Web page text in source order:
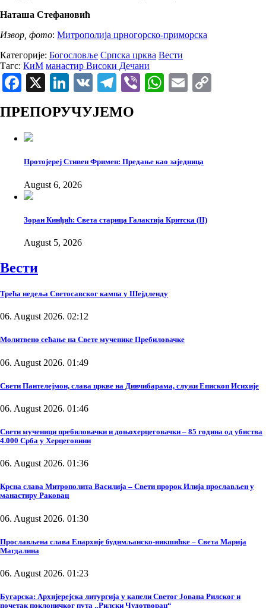
Наташа Стефановић
Извор, фото: Митрополија црногорско-приморска
Категорије: Богословље Српска црква Вести
Тагс: КиМ манастир Високи Дечани
Facebook
X LinkedIn
VK Telegram
ViberWhatsApp
Email
ПРЕПОРУЧУЈЕМО
Протојереј Стивен Фримен: Предање као заједница
August 6, 2026
Зоран Кинђић: Света старица Галактија Критска (II)
August 5, 2026
Вести
Трећа недеља Светосавског кампа у Шејдленду
06. August 2026. 02:12
Молитвено сећање на Свете мученике Пребиловачке
06. August 2026. 01:49
Свети Пантелејмон, слава цркве на Дивчибарама, служи Епископ Исихије
06. August 2026. 01:46
Свети мученици пребиловачки и доњохерцеговачки – 85 година од убиства
4.000 Срба у Херцеговини
06. August 2026. 01:36
Крсна слава Митрополита Василија – Свети пророк Илија прослављен у
манастиру Раковац
06. August 2026. 01:30
Прослављена слава Епархије будимљанско-никшићке – Света Марија
Магдалина
06. August 2026. 01:23
Бугарска: Архијерејска литургија у капели Светог Јована Рилског и
почетак поклоничког пута „Рилски Чудотворац“